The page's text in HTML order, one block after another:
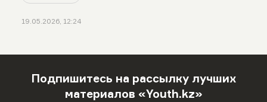
19.05.2026, 12:24
Подпишитесь на рассылку лучших
материалов «Youth.kz»